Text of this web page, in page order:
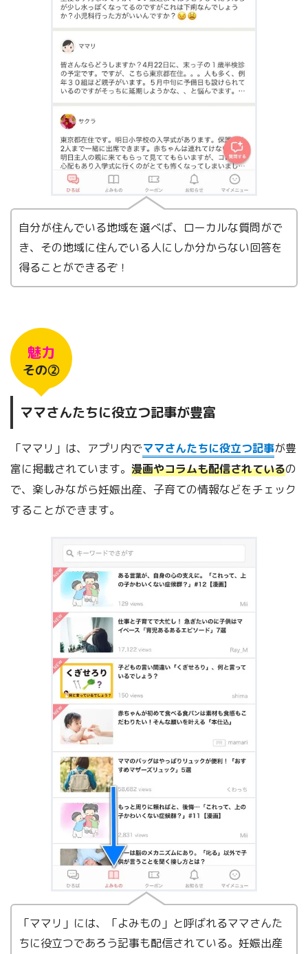
自分が住んでいる地域を選べば、ローカルな質問がで
き、その地域に住んでいる人にしか分からない回答を
得ることができるぞ！
魅力
その②
ママさんたちに役立つ記事が豊富
「ママリ」は、アプリ内でママさんたちに役立つ記事が豊
富に掲載されています。 漫画やコラムも配信されているの
で、楽しみながら妊娠出産、子育ての情報などをチェック
することができます。
「ママリ」には、「よみもの」と呼ばれるママさんた
ちに役立つであろう記事も配信されている。妊娠出産